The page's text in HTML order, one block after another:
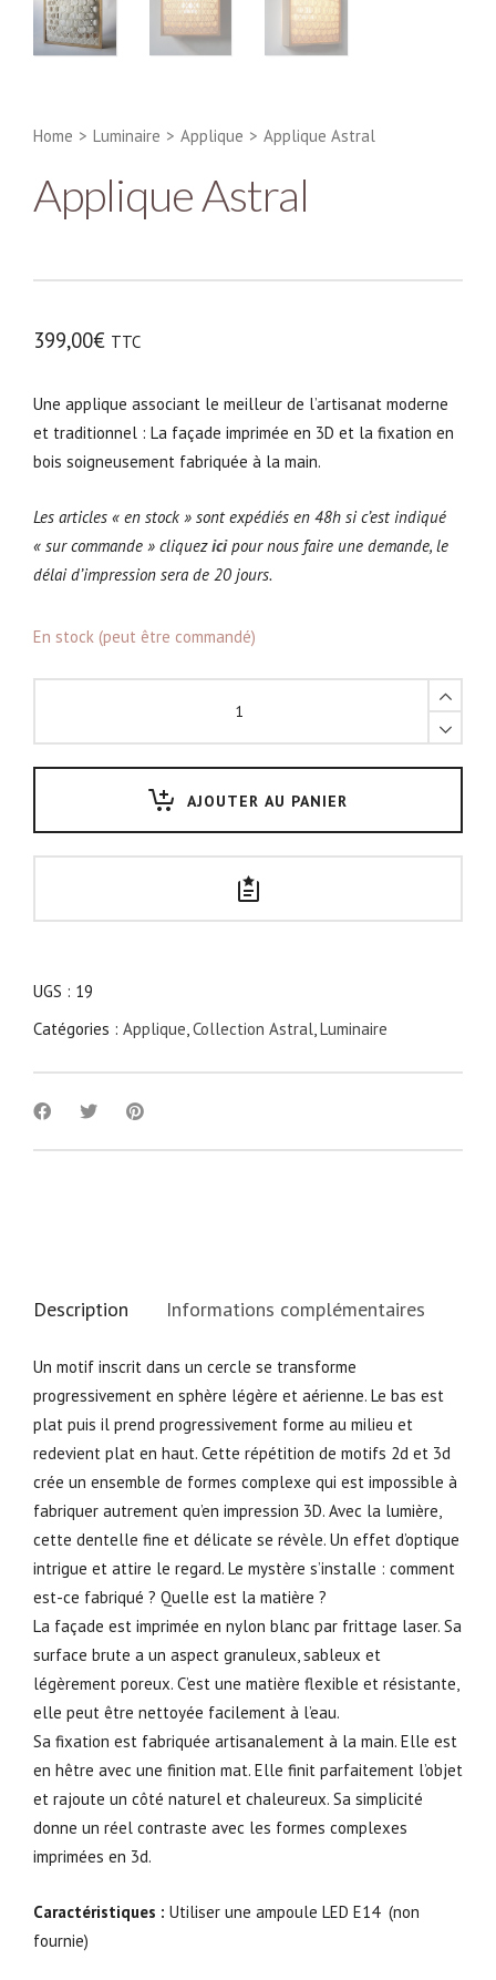
Home > Luminaire > Applique > Applique Astral
Applique Astral
399,00€ TTC
Une applique associant le meilleur de l’artisanat moderne
et traditionnel : La façade imprimée en 3D et la fixation en
bois soigneusement fabriquée à la main.
Les articles « en stock » sont expédiés en 48h si c’est indiqué
« sur commande » cliquezicipour nous faire une demande, le
délai d’impression sera de 20 jours.
En stock (peut être commandé)
quantity
AJOUTER AU PANIER
UGS : 19
Catégories : Applique,Collection Astral,Luminaire
Description Informations complémentaires
Un motif inscrit dans un cercle se transforme
progressivement en sphère légère et aérienne. Le bas est
plat puis il prend progressivement forme au milieu et
redevient plat en haut. Cette répétition de motifs 2d et 3d
crée un ensemble de formes complexe qui est impossible à
fabriquer autrement qu’en impression 3D. Avec la lumière,
cette dentelle fine et délicate se révèle. Un effet d’optique
intrigue et attire le regard. Le mystère s’installe : comment
est-ce fabriqué ? Quelle est la matière ?
La façade est imprimée en nylon blanc par frittage laser. Sa
surface brute a un aspect granuleux, sableux et
légèrement poreux. C’est une matière flexible et résistante,
elle peut être nettoyée facilement à l’eau.
Sa fixation est fabriquée artisanalement à la main. Elle est
en hêtre avec une finition mat. Elle finit parfaitement l’objet
et rajoute un côté naturel et chaleureux. Sa simplicité
donne un réel contraste avec les formes complexes
imprimées en 3d.
Caractéristiques : Utiliser une ampoule LED E14 (non
fournie)